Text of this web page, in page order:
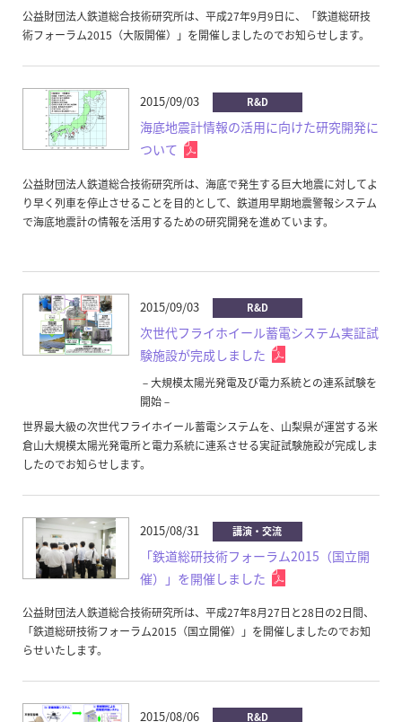
公益財団法人鉄道総合技術研究所は、平成27年9月9日に、「鉄道総研技
術フォーラム2015（大阪開催）」を開催しましたのでお知らせします。
2015/09/03 R&D
海底地震計情報の活用に向けた研究開発に
ついて
公益財団法人鉄道総合技術研究所は、海底で発生する巨大地震に対してよ
り早く列車を停止させることを目的として、鉄道用早期地震警報システム
で海底地震計の情報を活用するための研究開発を進めています。
2015/09/03 R&D
次世代フライホイール蓄電システム実証試
験施設が完成しました
－大規模太陽光発電及び電力系統との連系試験を
開始－
世界最大級の次世代フライホイール蓄電システムを、山梨県が運営する米
倉山大規模太陽光発電所と電力系統に連系させる実証試験施設が完成しま
したのでお知らせします。
2015/08/31 講演・交流
「鉄道総研技術フォーラム2015（国立開
催）」を開催しました
公益財団法人鉄道総合技術研究所は、平成27年8月27日と28日の2日間、
「鉄道総研技術フォーラム2015（国立開催）」を開催しましたのでお知
らせいたします。
2015/08/06 R&D